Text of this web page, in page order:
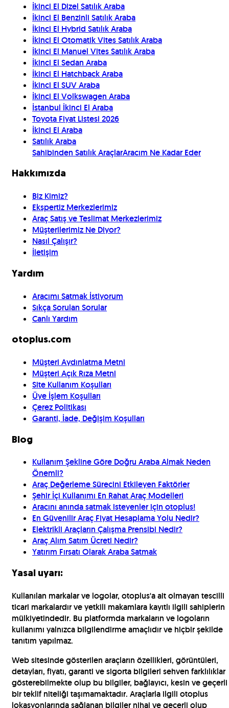
İkinci El Dizel Satılık Araba
İkinci El Benzinli Satılık Araba
İkinci El Hybrid Satılık Araba
İkinci El Otomatik Vites Satılık Araba
İkinci El Manuel Vites Satılık Araba
İkinci El Sedan Araba
İkinci El Hatchback Araba
İkinci El SUV Araba
İkinci El Volkswagen Araba
İstanbul İkinci El Araba
Toyota Fiyat Listesi 2026
İkinci El Araba
Satılık Araba
Sahibinden Satılık AraçlarAracım Ne Kadar Eder
Hakkımızda
Biz Kimiz?
Ekspertiz Merkezlerimiz
Araç Satış ve Teslimat Merkezlerimiz
Müşterilerimiz Ne Diyor?
Nasıl Çalışır?
İletişim
Yardım
Aracımı Satmak İstiyorum
Sıkça Sorulan Sorular
Canlı Yardım
otoplus.com
Müşteri Aydınlatma Metni
Müşteri Açık Rıza Metni
Site Kullanım Koşulları
Üye İşlem Koşulları
Çerez Politikası
Garanti, İade, Değişim Koşulları
Blog
Kullanım Şekline Göre Doğru Araba Almak Neden
Önemli?
Araç Değerleme Sürecini Etkileyen Faktörler
Şehir İçi Kullanımı En Rahat Araç Modelleri
Aracını anında satmak isteyenler için otoplus!
En Güvenilir Araç Fiyat Hesaplama Yolu Nedir?
Elektrikli Araçların Çalışma Prensibi Nedir?
Araç Alım Satım Ücreti Nedir?
Yatırım Fırsatı Olarak Araba Satmak
Yasal uyarı:
Kullanılan markalar ve logolar, otoplus'a ait olmayan tescilli
ticari markalardır ve yetkili makamlara kayıtlı ilgili sahiplerin
mülkiyetindedir. Bu platformda markaların ve logoların
kullanımı yalnızca bilgilendirme amaçlıdır ve hiçbir şekilde
tanıtım yapılmaz.
Web sitesinde gösterilen araçların özellikleri, görüntüleri,
detayları, fiyatı, garanti ve sigorta bilgileri sehven farklılıklar
gösterebilmekte olup bu bilgiler, bağlayıcı, kesin ve geçerli
bir teklif niteliği taşımamaktadır. Araçlarla ilgili otoplus
lokasyonlarında sağlanan bilgiler nihai ve geçerli olup